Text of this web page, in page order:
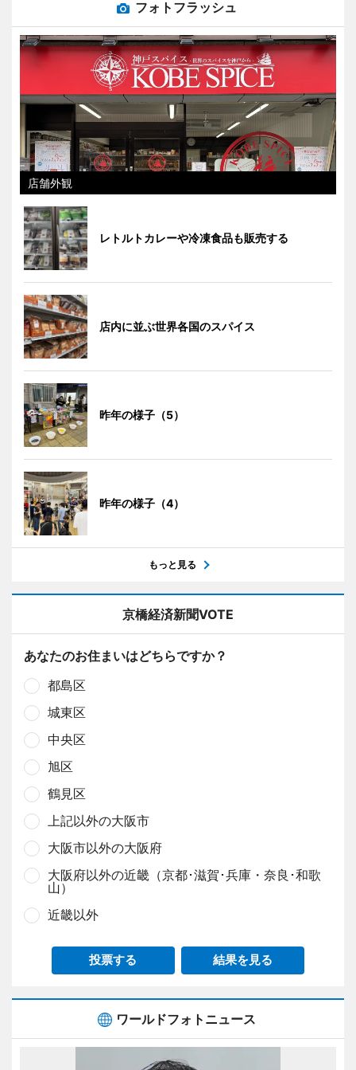
フォトフラッシュ
店舗外観
レトルトカレーや冷凍食品も販売する
店内に並ぶ世界各国のスパイス
昨年の様子（5）
昨年の様子（4）
もっと見る
京橋経済新聞VOTE
あなたのお住まいはどちらですか？
都島区
城東区
中央区
旭区
鶴見区
上記以外の大阪市
大阪市以外の大阪府
大阪府以外の近畿（京都･滋賀･兵庫・奈良･和歌
山）
近畿以外
投票する 結果を見る
ワールドフォトニュース